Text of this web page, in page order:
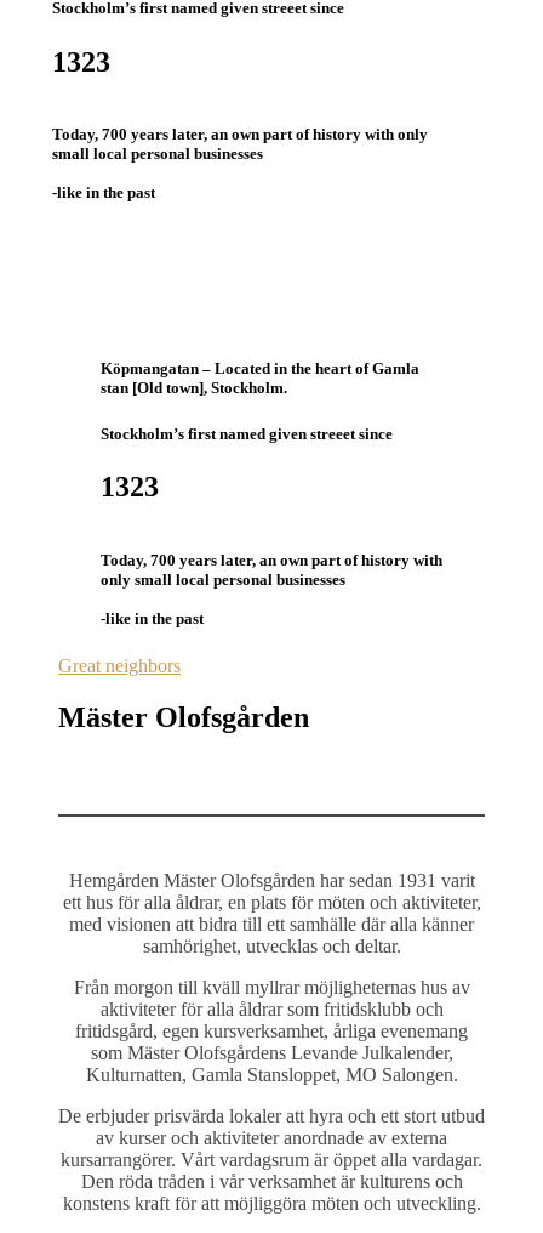
Stockholm’s first named given streeet since
1323
Today, 700 years later, an own part of history with only
small local personal businesses
-like in the past
Köpmangatan – Located in the heart of Gamla
stan [Old town], Stockholm.
Stockholm’s first named given streeet since
1323
Today, 700 years later, an own part of history with
only small local personal businesses
-like in the past
Great neighbors
Mäster Olofsgården
Hemgården Mäster Olofsgården har sedan 1931 varit
ett hus för alla åldrar, en plats för möten och aktiviteter,
med visionen att bidra till ett samhälle där alla känner
samhörighet, utvecklas och deltar.
Från morgon till kväll myllrar möjligheternas hus av
aktiviteter för alla åldrar som fritidsklubb och
fritidsgård, egen kursverksamhet, årliga evenemang
som Mäster Olofsgårdens Levande Julkalender,
Kulturnatten, Gamla Stansloppet, MO Salongen.
De erbjuder prisvärda lokaler att hyra och ett stort utbud
av kurser och aktiviteter anordnade av externa
kursarrangörer. Vårt vardagsrum är öppet alla vardagar.
Den röda tråden i vår verksamhet är kulturens och
konstens kraft för att möjliggöra möten och utveckling.